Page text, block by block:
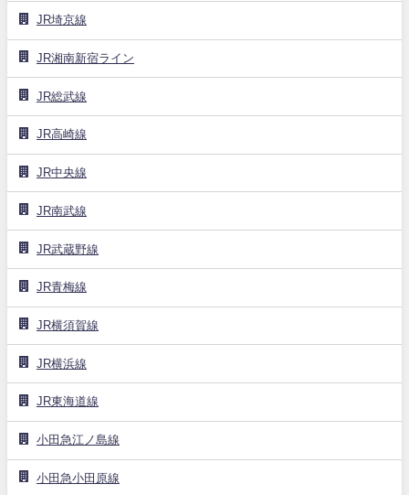
JR埼京線
JR湘南新宿ライン
JR総武線
JR高崎線
JR中央線
JR南武線
JR武蔵野線
JR青梅線
JR横須賀線
JR横浜線
JR東海道線
小田急江ノ島線
小田急小田原線